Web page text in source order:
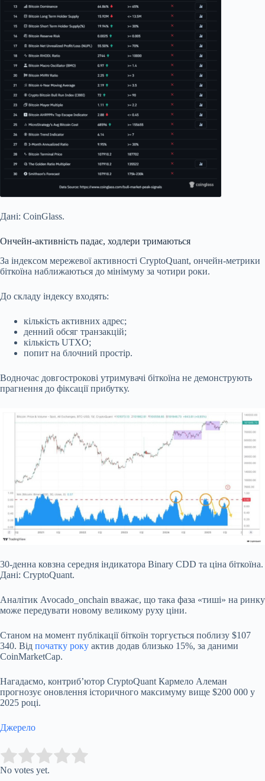
Дані: CoinGlass.
Ончейн-активність падає, ходлери тримаються
За індексом мережевої активності CryptoQuant, ончейн-метрики
біткоїна наближаються до мінімуму за чотири роки.
До складу індексу входять:
кількість активних адрес;
денний обсяг транзакцій;
кількість UTXO;
попит на блочний простір.
Водночас довгострокові утримувачі біткоїна не демонструють
прагнення до фіксації прибутку.
30-денна ковзна середня індикатора Binary CDD та ціна біткоїна.
Дані: CryptoQuant.
Аналітик Avocado_onchain вважає, що така фаза «тиші» на ринку
може передувати новому великому руху ціни.
Станом на момент публікації біткоїн торгується поблизу $107
340. Від початку року актив додав близько 15%, за даними
CoinMarketCap.
Нагадаємо, контриб’ютор CryptoQuant Кармело Алеман
прогнозує оновлення історичного максимуму вище $200 000 у
2025 році.
Джерело
Rate this item:
No votes yet.